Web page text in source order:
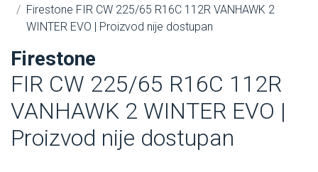
Firestone FIR CW 225/65 R16C 112R VANHAWK 2
WINTER EVO | Proizvod nije dostupan
Firestone
FIR CW 225/65 R16C 112R
VANHAWK 2 WINTER EVO |
Proizvod nije dostupan